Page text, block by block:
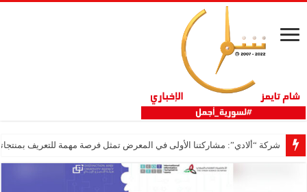
شركة “ألادي”: مشاركتنا الأولى في المعرض تمثل فرصة مهمة للتعريف